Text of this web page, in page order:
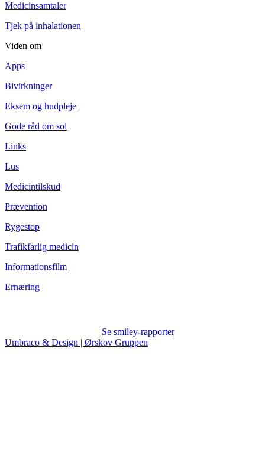
Medicinsamtaler
Tjek på inhalationen
Viden om
Apps
Bivirkninger
Eksem og hudpleje
Gode råd om sol
Links
Lus
Medicintilskud
Prævention
Rygestop
Trafikfarlig medicin
Informationsfilm
Ernæring
Se smiley-rapporter
Umbraco & Design | Ørskov Gruppen